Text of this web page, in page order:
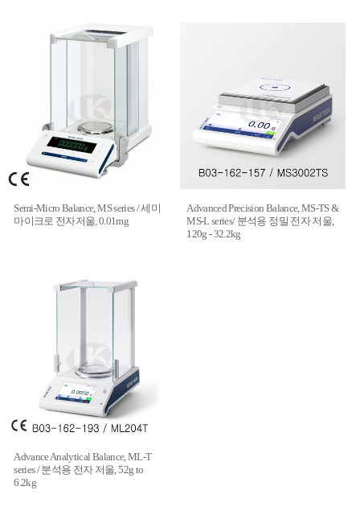
Semi-Micro Balance, MS series / 세미
마이크로 전자저울, 0.01mg
Advanced Precision Balance, MS-TS &
MS-L series/ 분석용 정밀 전자 저울,
120g - 32.2kg
Advance Analytical Balance, ML-T
series / 분석용 전자 저울, 52g to
6.2kg